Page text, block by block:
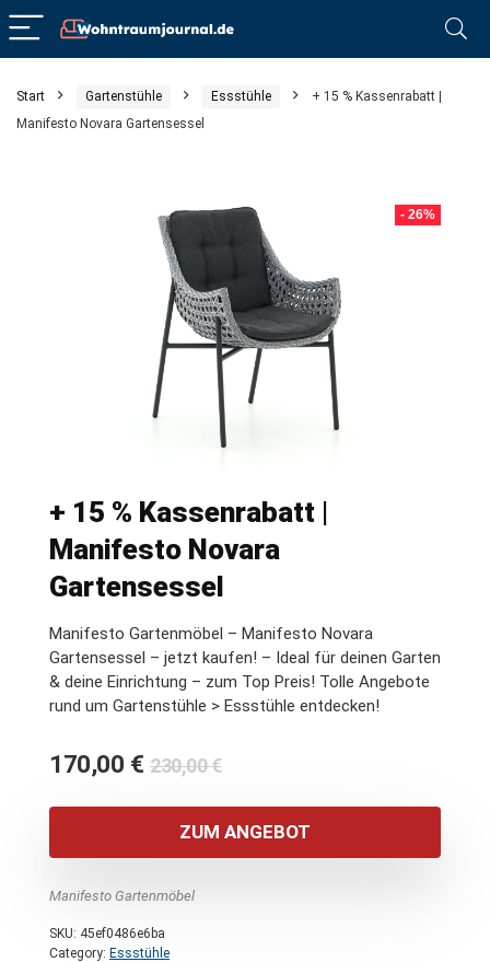
Start Gartenstühle Essstühle
+ 15 % Kassenrabatt |
Manifesto Novara Gartensessel
- 26%
+ 15 % Kassenrabatt |
Manifesto Novara
Gartensessel
Manifesto Gartenmöbel – Manifesto Novara
Gartensessel – jetzt kaufen! – Ideal für deinen Garten
& deine Einrichtung – zum Top Preis! Tolle Angebote
rund um Gartenstühle > Essstühle entdecken!
230,00€Ursprünglicher
war:
230,00 €
170,00 €
Aktueller
ist:
170,00 €.
ZUM ANGEBOT
Manifesto Gartenmöbel
SKU: 45ef0486e6ba
Category: Essstühle